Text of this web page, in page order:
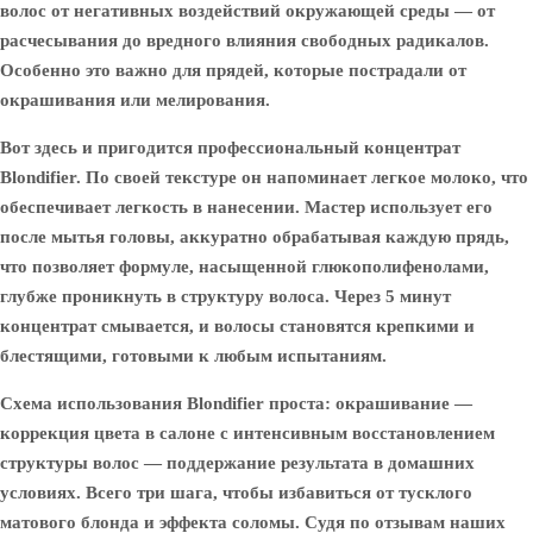
волос от негативных воздействий окружающей среды — от
расчесывания до вредного влияния свободных радикалов.
Особенно это важно для прядей, которые пострадали от
окрашивания или мелирования.
Вот здесь и пригодится профессиональный концентрат
Blondifier. По своей текстуре он напоминает легкое молоко, что
обеспечивает легкость в нанесении. Мастер использует его
после мытья головы, аккуратно обрабатывая каждую прядь,
что позволяет формуле, насыщенной глюкополифенолами,
глубже проникнуть в структуру волоса. Через 5 минут
концентрат смывается, и волосы становятся крепкими и
блестящими, готовыми к любым испытаниям.
Схема использования Blondifier проста: окрашивание —
коррекция цвета в салоне с интенсивным восстановлением
структуры волос — поддержание результата в домашних
условиях. Всего три шага, чтобы избавиться от тусклого
матового блонда и эффекта соломы. Судя по отзывам наших